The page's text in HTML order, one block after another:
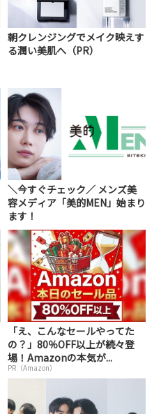
朝クレンジングでメイク映えす
る潤い美肌へ（PR）
＼今すぐチェック／ メンズ美
容メディア「美的MEN」始まり
ます！
「え、こんなセールやってた
の？」80％OFF以上が続々登
場！Amazonの本気が...
PR（Amazon）